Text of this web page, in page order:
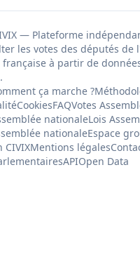
— Plateforme
les votes des députés de
française à partir de
ça marche ?
CookiesFAQVotes
nationaleLois
nationaleEspace
CIVIXMentions légales
APIOpen Data